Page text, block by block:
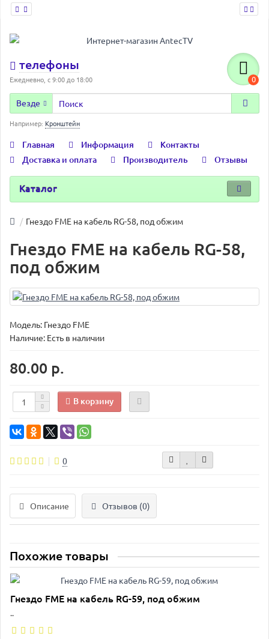
телефоны
Ежедневно, с 9:00 до 18:00 0
Везде
Например: Кронштейн
Главная Информация
Контакты
Доставка и оплата
Производитель Отзывы
Каталог
Гнездо FME на кабель RG-58, под обжим
Гнездо FME на кабель RG-58,
под обжим
Модель: Гнездо FME
Наличие: Есть в наличии
80.00 р.
В корзину
0
Описание Отзывов (0)
Похожие товары
Гнездо FME на кабель RG-59, под обжим
..